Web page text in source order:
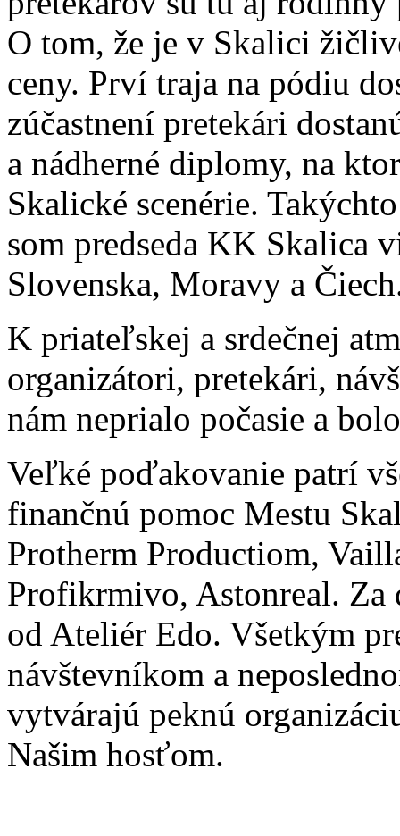
O tom, že je v Skalici
ceny. Prví traja na pódiu
zúčastnení pretekári
a nádherné diplomy, na
Skalické scenérie.
som predseda KK Skalica
Slovenska, Moravy a
K priateľskej a srdečnej
organizátori, pretekári,
nám neprialo počasie a
Veľké poďakovanie patrí
finančnú pomoc Mestu
Protherm Productiom,
Profikrmivo, Astonreal. Za
od Ateliér Edo. Všetkým
návštevníkom a
vytvárajú peknú
Našim hosťom.